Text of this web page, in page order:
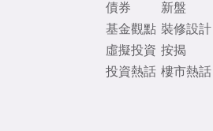
債券
基金觀點
虛擬投資
投資熱話
新盤
裝修設計
按揭
樓市熱話